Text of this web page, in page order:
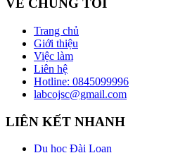
VỀ CHÚNG TÔI
Trang chủ
Giới thiệu
Việc làm
Liên hệ
Hotline: 0845099996
labcojsc@gmail.com
LIÊN KẾT NHANH
Du học Đài Loan